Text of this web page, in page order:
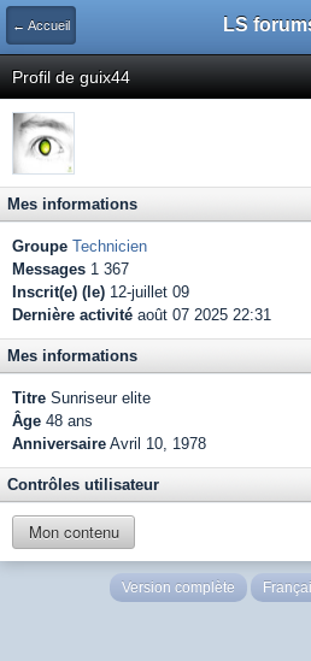
← Accueil LS
Profil de guix44
Mes informations
Groupe Technicien
Messages 1 367
Inscrit(e) (le) 12-juillet 09
Dernière activité août 07 2025 22:31
Mes informations
Titre Sunriseur elite
Âge 48 ans
Anniversaire Avril 10, 1978
Contrôles utilisateur
Mon contenu
Version complète